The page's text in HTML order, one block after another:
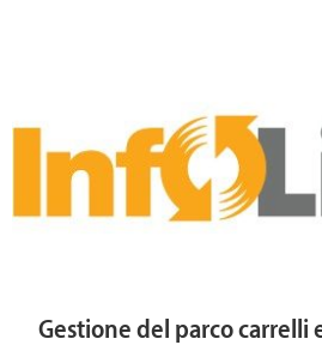
Gestione del parco carrelli